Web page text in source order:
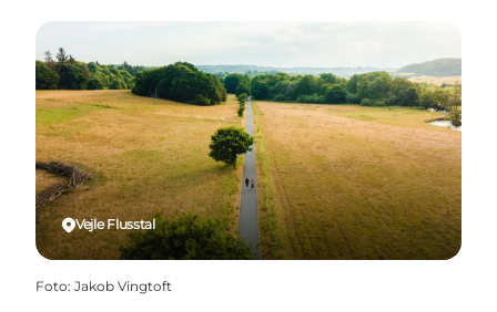
Vejle Flusstal
Foto: Jakob Vingtoft